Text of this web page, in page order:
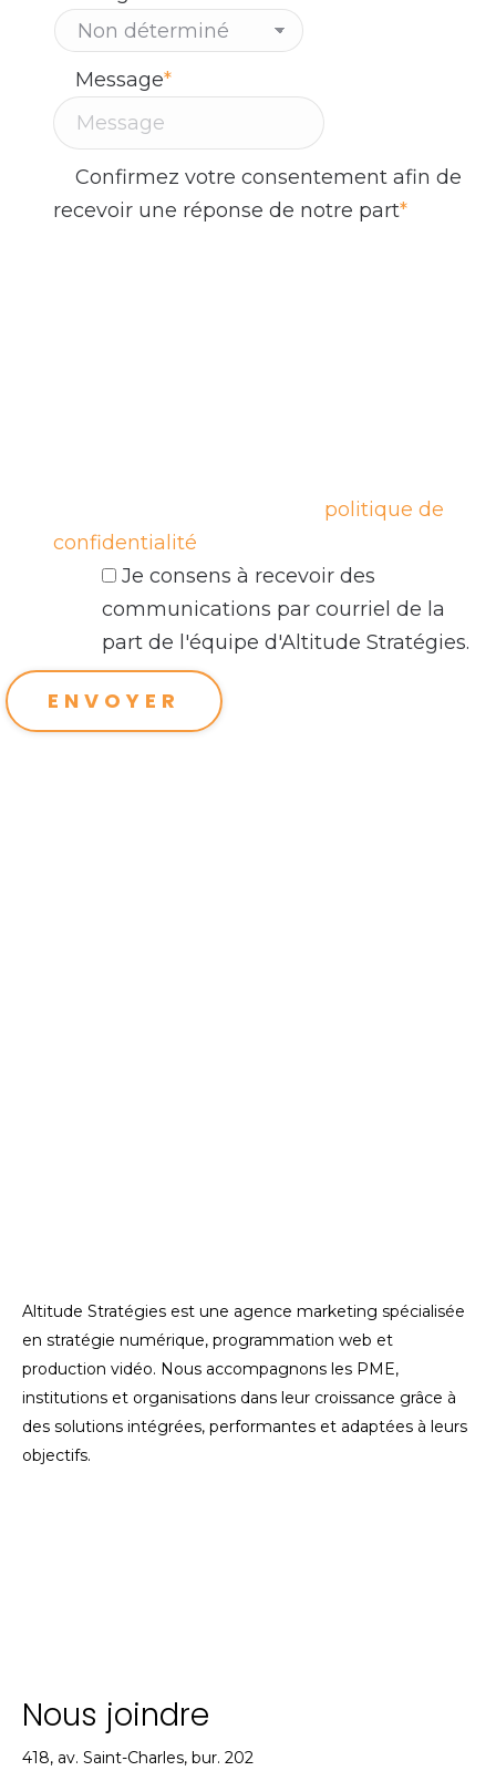
Message*
Confirmez votre consentement afin de
recevoir une réponse de notre part*
politique de
confidentialité
Je consens à recevoir des
communications par courriel de la
part de l'équipe d'Altitude Stratégies.
Altitude Stratégies est une agence marketing spécialisée
en stratégie numérique, programmation web et
production vidéo. Nous accompagnons les PME,
institutions et organisations dans leur croissance grâce à
des solutions intégrées, performantes et adaptées à leurs
objectifs.
Nous joindre
418, av. Saint-Charles, bur. 202